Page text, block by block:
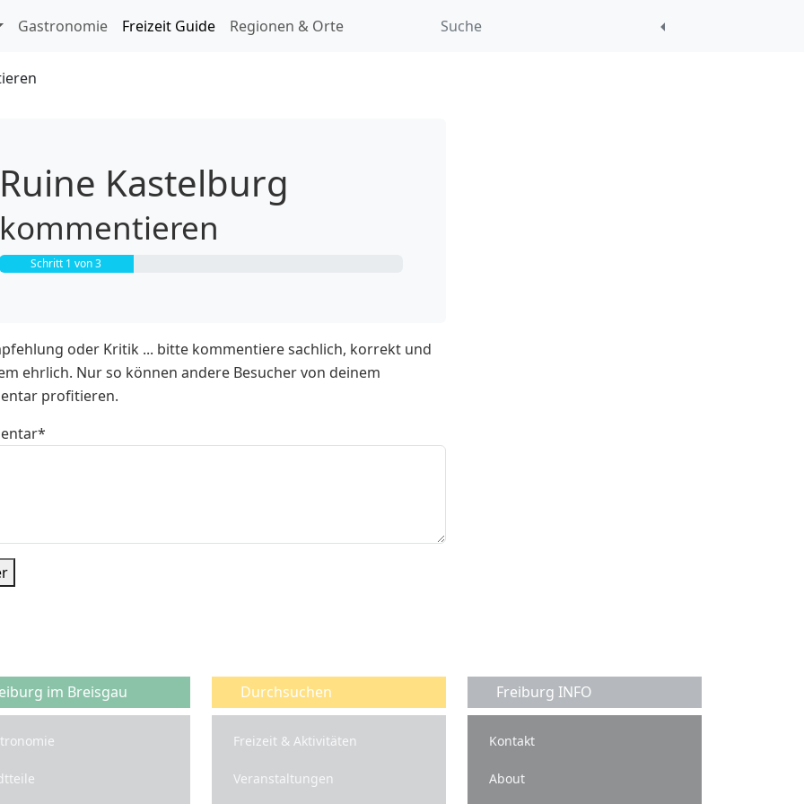
Gastronomie Freizeit Guide Regionen & Orte Suche
Ruine Kastelburg
kommentieren
Schritt 1 von 3
oder Kritik ... bitte kommentiere sachlich, korrekt und
ehrlich. Nur so können andere Besucher von deinem
profitieren.
*
im Breisgau Durchsuchen
Freizeit & Aktivitäten
Veranstaltungen
Freiburg INFO
Kontakt
About